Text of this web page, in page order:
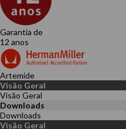
Garantia de
12 anos
Artemide
Visão Geral
Downloads